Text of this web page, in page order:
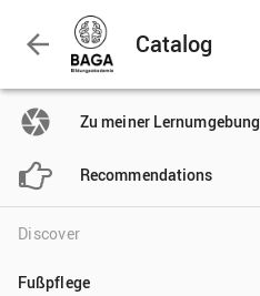
 Catalog
 Zu meiner Lernumgebung
 Recommendations
Discover
Fußpflege